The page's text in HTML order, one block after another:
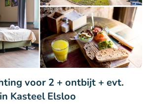
voor 2 + ontbijt + evt.
Kasteel Elsloo